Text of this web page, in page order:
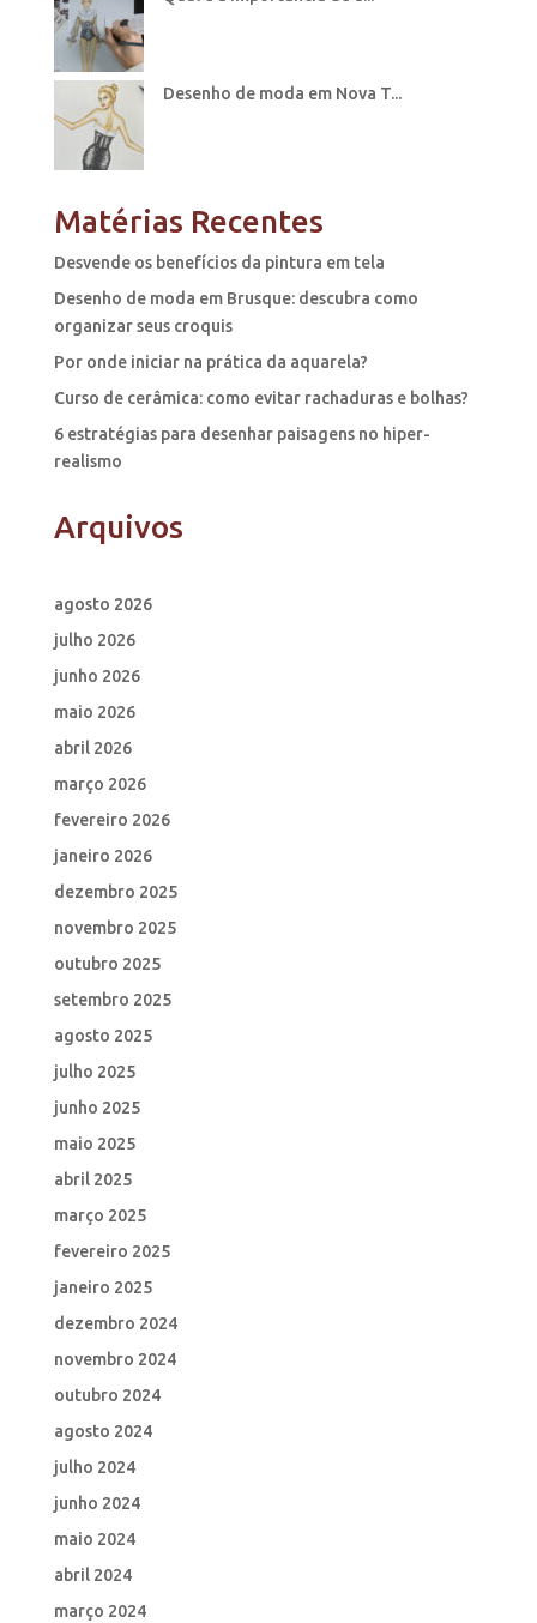
Desenho de moda em Nova T...
Matérias Recentes
Desvende os benefícios da pintura em tela
Desenho de moda em Brusque: descubra como
organizar seus croquis
Por onde iniciar na prática da aquarela?
Curso de cerâmica: como evitar rachaduras e bolhas?
6 estratégias para desenhar paisagens no hiper-
realismo
Arquivos
agosto 2026
julho 2026
junho 2026
maio 2026
abril 2026
março 2026
fevereiro 2026
janeiro 2026
dezembro 2025
novembro 2025
outubro 2025
setembro 2025
agosto 2025
julho 2025
junho 2025
maio 2025
abril 2025
março 2025
fevereiro 2025
janeiro 2025
dezembro 2024
novembro 2024
outubro 2024
agosto 2024
julho 2024
junho 2024
maio 2024
abril 2024
março 2024